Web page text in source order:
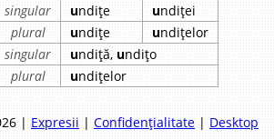
singular undițe undiței
plural
undițe undițelor
singular undiță, undițo
plural
undițelor
| Expresii | Confidențialitate| Desktop